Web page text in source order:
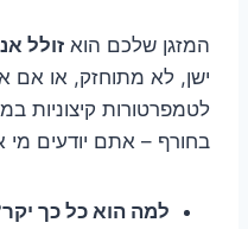
המזגן שלכם הוא זולל
ישן, לא מתוחזק, או אם
בחורף – אתם יודעים
למה הוא כל כך